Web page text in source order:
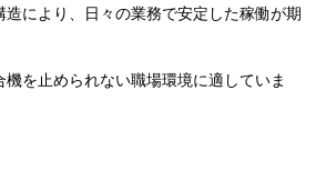
により、日々の業務で安定した稼働が期
を止められない職場環境に適していま